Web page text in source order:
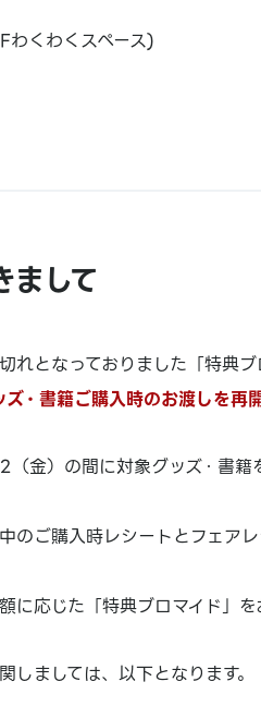
わくわくスペース)
して
れとなっておりました「特典ブ
・書籍ご購入時のお渡しを再
金）の間に対象グッズ・書籍
のご購入時レシートとフェア
に応じた「特典ブロマイド」を
しましては、以下となります。